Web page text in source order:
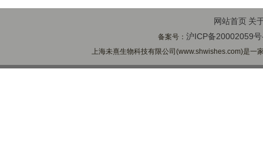
网站首页 关
备案号：沪ICP备20002059
上海未熹生物科技有限公司(www.shwishes.com)是一